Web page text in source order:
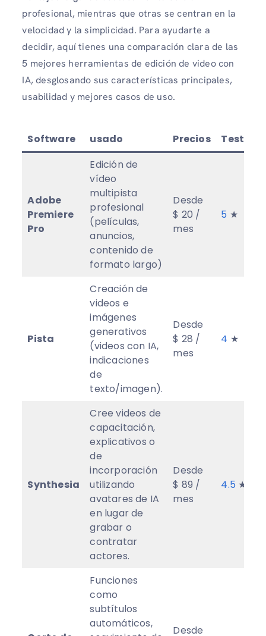
profesional, mientras que otras se centran en la
velocidad y la simplicidad. Para ayudarte a
decidir, aquí tienes una comparación clara de las
5 mejores herramientas de edición de video con
IA, desglosando sus características principales,
usabilidad y mejores casos de uso.
Software usado Precios
Adobe
Premiere
Pro
Edición de
vídeo
multipista
profesional
(películas,
anuncios,
contenido de
formato largo)
Desde
$ 20 /
mes
5 ★
Pista
Creación de
videos e
imágenes
generativos
(videos con IA,
indicaciones
de
texto/imagen).
Desde
$ 28 /
mes
4 ★
Synthesia
Cree videos de
capacitación,
explicativos o
de
incorporación
utilizando
avatares de IA
en lugar de
grabar o
contratar
actores.
Desde
$ 89 /
mes
4.5 ★
Funciones
como
subtítulos
automáticos,
Desde